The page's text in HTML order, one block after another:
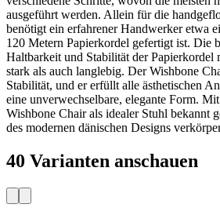
ausgeführt werden. Allein für die
benötigt ein erfahrener Handwerker etwa
120 Metern Papierkordel gefertigt ist. Die
Haltbarkeit und Stabilität der Papierkordel
stark als auch langlebig. Der Wishbone
Stabilität, und er erfüllt alle ästhetischen
eine unverwechselbare, elegante Form.
Wishbone Chair als idealer Stuhl bekannt
des modernen dänischen Designs
40 Varianten anschauen